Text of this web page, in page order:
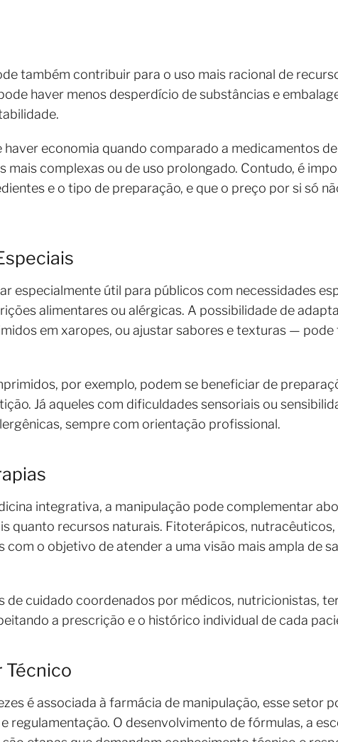
também contribuir para o uso mais racional de
haver menos desperdício de substâncias e
economia quando comparado a medicamentos
mais complexas ou de uso prolongado. Contudo, é
e o tipo de preparação, e que o preço por si só
especialmente útil para públicos com necessidades
alimentares ou alérgicas. A possibilidade de
em xaropes, ou ajustar sabores e texturas —
por exemplo, podem se beneficiar de
Já aqueles com dificuldades sensoriais ou
sempre com orientação profissional.
integrativa, a manipulação pode complementar
quanto recursos naturais. Fitoterápicos,
o objetivo de atender a uma visão mais ampla de
de cuidado coordenados por médicos, nutricionistas,
a prescrição e o histórico individual de cada
Técnico
é associada à farmácia de manipulação, esse setor
regulamentação. O desenvolvimento de fórmulas, a